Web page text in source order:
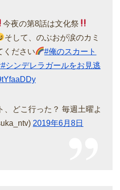
今夜の第8話は文化祭
そして、のぶおが涙のカミ
ください
#俺のスカート
#シンデレラガールをお見逃
どこ行った？ 毎週土曜よ
2019年6月8日